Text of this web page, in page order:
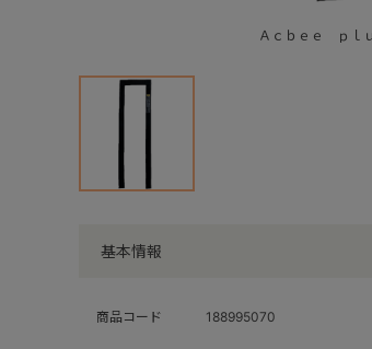
Ａｃｂｅｅ ｐ
基本情報
商品コード 188995070